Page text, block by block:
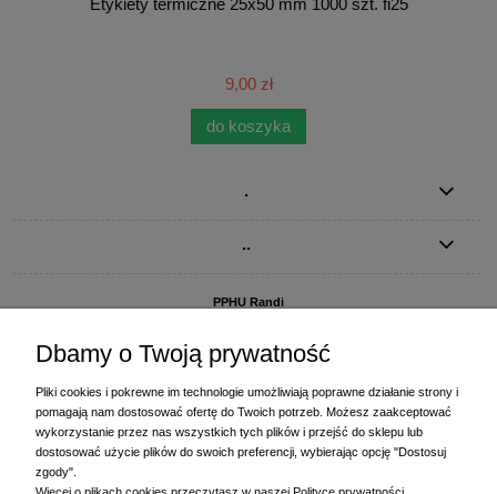
9,00 zł
do koszyka
.
..
PPHU Randi
ul. Starogardzka 77 (wjazd od ul. Plażowej)
+48 58 770 31 80 - centrala
Dbamy o Twoją prywatność
Pliki cookies i pokrewne im technologie umożliwiają poprawne działanie strony i
pomagają nam dostosować ofertę do Twoich potrzeb. Możesz zaakceptować
wykorzystanie przez nas wszystkich tych plików i przejść do sklepu lub
dostosować użycie plików do swoich preferencji, wybierając opcję "Dostosuj
zgody".